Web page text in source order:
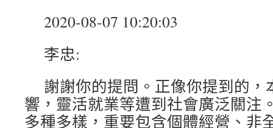
2020-08-07 10:20:03
李忠:
謝謝你的提問。正像你提到的，
響，靈活就業等遭到社會廣泛關注
多種多樣，重要包含個體經營、非